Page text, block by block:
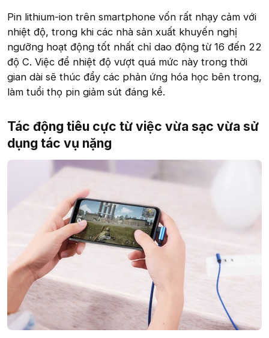
Pin lithium-ion trên smartphone vốn rất nhạy cảm với
nhiệt độ, trong khi các nhà sản xuất khuyến nghị
ngưỡng hoạt động tốt nhất chỉ dao động từ 16 đến 22
độ C. Việc để nhiệt độ vượt quá mức này trong thời
gian dài sẽ thúc đẩy các phản ứng hóa học bên trong,
làm tuổi thọ pin giảm sút đáng kể.
Tác động tiêu cực từ việc vừa sạc vừa sử
dụng tác vụ nặng​